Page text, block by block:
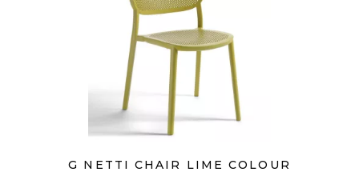
G NETTI CHAIR LIME COLOUR